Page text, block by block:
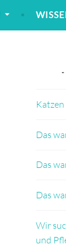
Das
Das
Das
Wir
und